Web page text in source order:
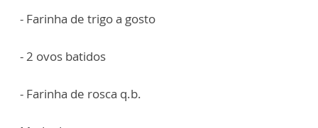
- Farinha de trigo a gosto
- 2 ovos batidos
- Farinha de rosca q.b.